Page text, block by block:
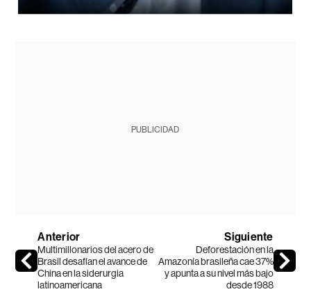
PUBLICIDAD
Anterior
Multimillonarios del acero de
Brasil desafían el avance de
China en la siderurgia
latinoamericana
Siguiente
Deforestación en la
Amazonía brasileña cae 37%
y apunta a su nivel más bajo
desde 1988